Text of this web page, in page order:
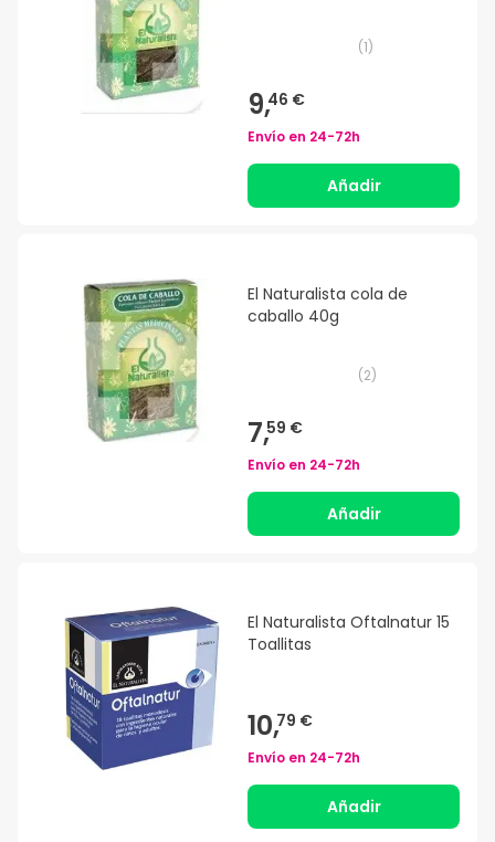
(1)
9,46 €
Envío en 24-72h
Añadir
El Naturalista cola de
caballo 40g
(2)
7,59 €
Envío en 24-72h
Añadir
El Naturalista Oftalnatur 15
Toallitas
10,79 €
Envío en 24-72h
Añadir